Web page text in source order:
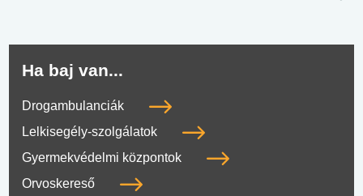
Ha baj van...
Drogambulanciák
Lelkisegély-szolgálatok
Gyermekvédelmi központok
Orvoskereső